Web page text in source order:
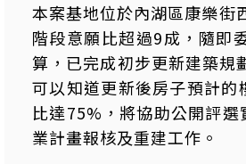
本案基地位於內湖區康樂街
階段意願比超過9成，隨即
算，已完成初步更新建築
可以知道更新後房子預計
比達75%，將協助公開評
業計畫報核及重建工作。